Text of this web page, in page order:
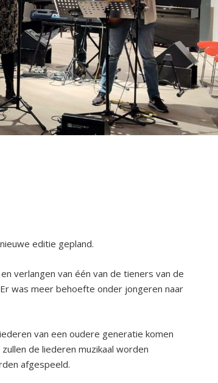
editie gepland.
verlangen van één van de tieners van de
was meer behoefte onder jongeren naar
van een oudere generatie komen
de liederen muzikaal worden
afgespeeld.